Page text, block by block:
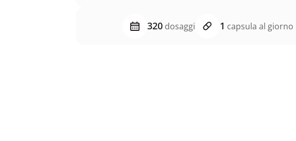
320dosaggi 1 capsula al giorno